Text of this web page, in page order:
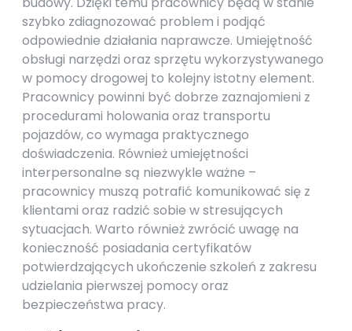
szybko zdiagnozować problem i podjąć
odpowiednie działania naprawcze. Umiejętność
obsługi narzędzi oraz sprzętu wykorzystywanego
w pomocy drogowej to kolejny istotny element.
Pracownicy powinni być dobrze zaznajomieni z
procedurami holowania oraz transportu
pojazdów, co wymaga praktycznego
doświadczenia. Również umiejętności
interpersonalne są niezwykle ważne –
pracownicy muszą potrafić komunikować się z
klientami oraz radzić sobie w stresujących
sytuacjach. Warto również zwrócić uwagę na
konieczność posiadania certyfikatów
potwierdzających ukończenie szkoleń z zakresu
udzielania pierwszej pomocy oraz
bezpieczeństwa pracy.